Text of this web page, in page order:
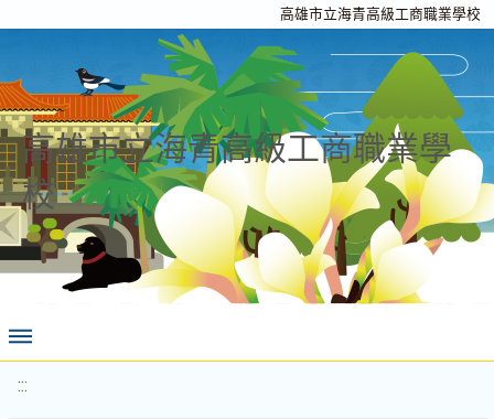
高雄市立海青高級工商職業學校
高雄市立海青高級工商職業學
校
:::